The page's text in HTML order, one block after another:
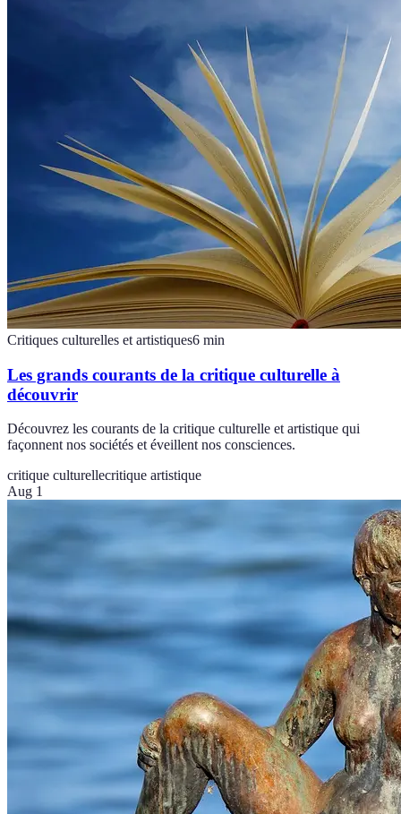
Critiques culturelles et artistiques6 min
Les grands courants de la critique culturelle à
découvrir
Découvrez les courants de la critique culturelle et artistique qui
façonnent nos sociétés et éveillent nos consciences.
critique culturellecritique artistique
Aug 1